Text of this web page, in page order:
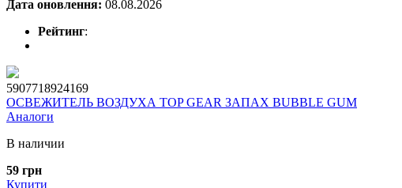
Дата оновлення: 08.08.2026
Рейтинг:
5907718924169
ОСВЕЖИТЕЛЬ ВОЗДУХА TOP GEAR ЗАПАХ BUBBLE GUM
Аналоги
В наличии
59 грн
Купити